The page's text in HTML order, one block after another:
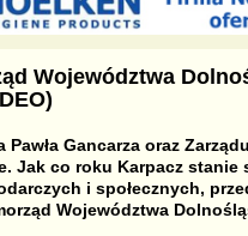
Województwa
Pawła Gancarza oraz
Jak co roku Karpacz
i społecznych,
Województwa